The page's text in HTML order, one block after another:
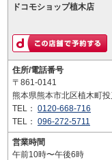
ドコモショップ植木店
住所/電話番号
〒861-0141
熊本県熊本市北区植木町
TEL： 0120-668-716
TEL： 096-272-5711
営業時間
午前10時〜午後6時